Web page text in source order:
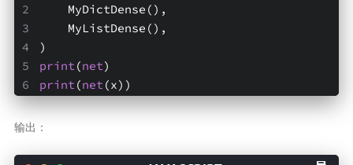
    MyDictDense(),
    MyListDense(),
)
print (net)
print (net (x))
输出：